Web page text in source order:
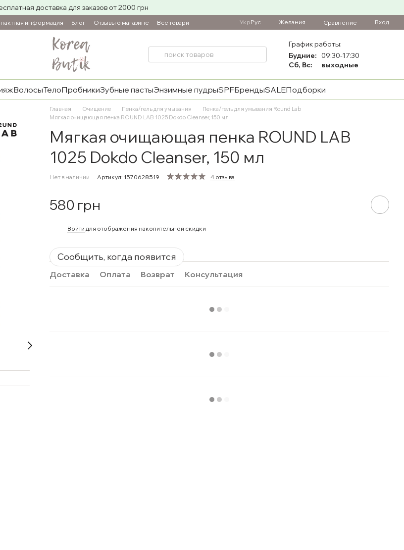
доставка для заказов от 2000 грн
информация Блог Отзывы о магазине Все товари УкрРус Желания Сравнение Вход
График работы:
Будние: 09:30-17:30
Сб, Вс:
выходные
ВолосыТелоПробникиЗубные пастыЭнзимные пудрыSPFБрендыSALEПодборки
Главная Очищение Пенка/гель для умывания
Пенка/гель для умывания Round Lab
Мягкая очищающая пенка ROUND LAB 1025 Dokdo Cleanser, 150 мл
Мягкая очищающая пенка ROUND LAB
1025 Dokdo Cleanser, 150 мл
Нет в наличии Артикул: 1570628519 4 отзыва
580 грн
Войти для отображения накопительной скидки
Сообщить, когда появится
Доставка Оплата Возврат Консультация